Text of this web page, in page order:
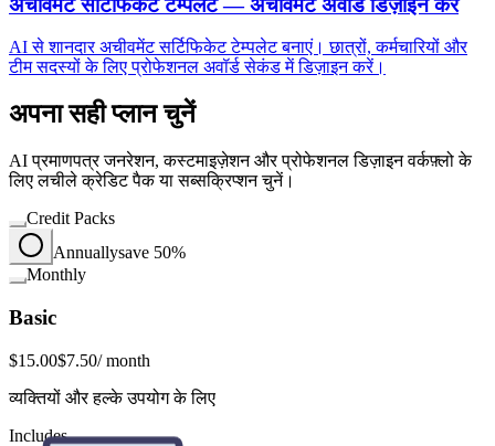
AI से शानदार अचीवमेंट सर्टिफिकेट टेम्पलेट बनाएं। छात्रों, कर्मचारियों और
टीम सदस्यों के लिए प्रोफेशनल अवॉर्ड सेकंड में डिज़ाइन करें।
अपना सही प्लान चुनें
AI प्रमाणपत्र जनरेशन, कस्टमाइज़ेशन और प्रोफेशनल डिज़ाइन वर्कफ़्लो के
लिए लचीले क्रेडिट पैक या सब्सक्रिप्शन चुनें।
Credit Packs
Annuallysave 50%
Monthly
Basic
$15.00$7.50/ month
व्यक्तियों और हल्के उपयोग के लिए
Includes